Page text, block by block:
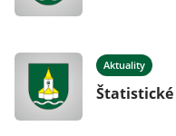
Aktuality
Štatistické